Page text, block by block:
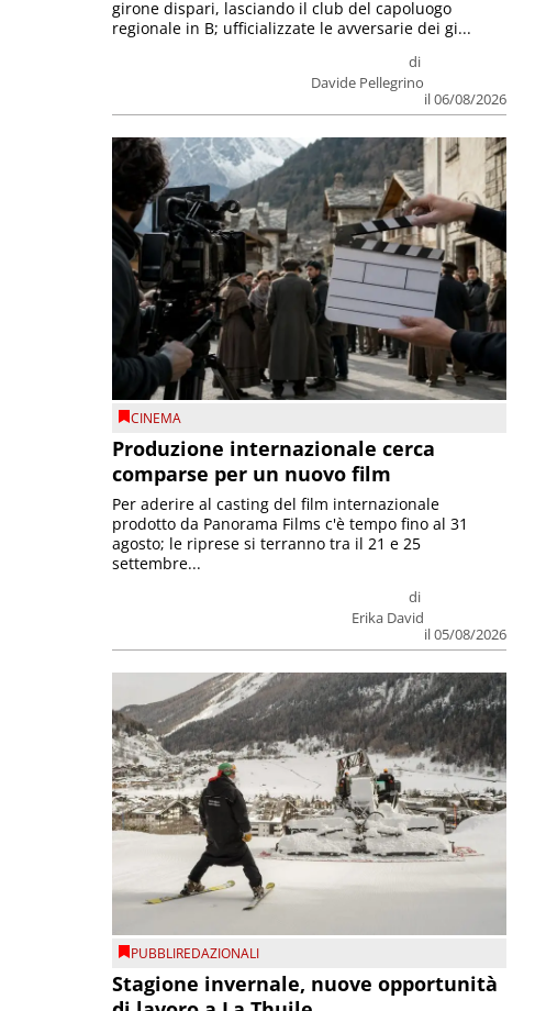
di
Davide Pellegrino
il 06/08/2026
girone dispari, lasciando il club del capoluogo
regionale in B; ufficializzate le avversarie dei gi...
CINEMA
Produzione internazionale cerca
comparse per un nuovo film
di
Erika David
il 05/08/2026
Per aderire al casting del film internazionale
prodotto da Panorama Films c'è tempo fino al 31
agosto; le riprese si terranno tra il 21 e 25
settembre...
PUBBLIREDAZIONALI
Stagione invernale, nuove opportunità